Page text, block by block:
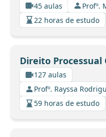
45 aulas
Profº.
22 horas de estudo
Direito Processual
127 aulas
Profº. Rayssa
59 horas de estudo